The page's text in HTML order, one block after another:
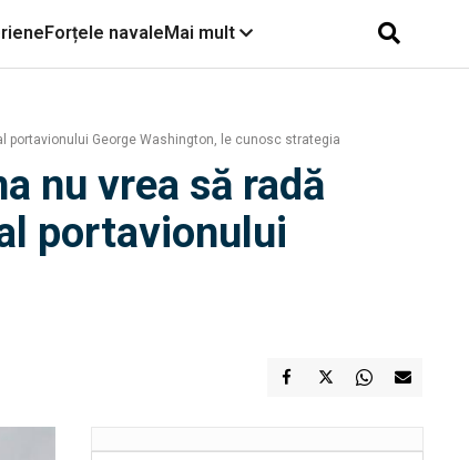
Forțele navaleMai mult
portavionului George Washington, le cunosc strategia
nu vrea să radă
portavionului